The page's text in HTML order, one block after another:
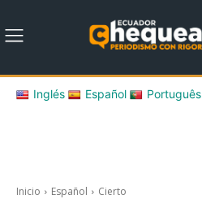
Inglés Español Português
Inicio Español Cierto